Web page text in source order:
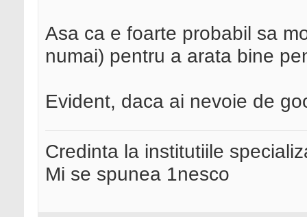
Asa ca e foarte probabil sa
numai) pentru a arata bine
Evident, daca ai nevoie de
Credinta la institutiile
Mi se spunea 1nesco